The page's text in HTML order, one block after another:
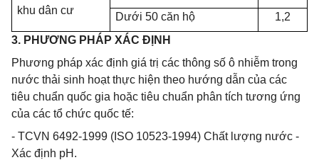
khu dân cư
Dưới 50 căn hộ
1,2
3. PHƯƠNG PHÁP XÁC ĐỊNH
Phương pháp xác định giá trị các thông số ô nhiễm trong
nước thải sinh hoạt thực hiện theo hướng dẫn của các
tiêu chuẩn quốc gia hoặc tiêu chuẩn phân tích tương ứng
của các tổ chức quốc tế:
- TCVN 6492-1999 (ISO 10523-1994) Chất lượng nước -
Xác định pH.